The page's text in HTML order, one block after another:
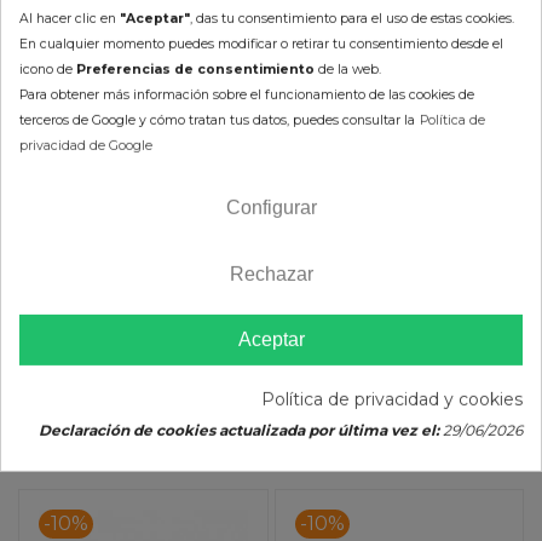
Manguitos Radiador
SAMCO KTM EXC 250/300
TPI (6pcs)
128,80 € 115,92 €
Manguitos Radiador
SAMCO KTM EXC 450 (09-
11) EXC 530 (08-11)
Color :
AÑADIR AL CARRITO
-10% -10%
Al hacer clic en "Aceptar", das tu consentimiento para el uso de estas cookies.
En cualquier momento puedes modificar o retirar tu consentimiento desde el
icono de Preferencias de consentimiento de la web.
Para obtener más información sobre el funcionamiento de las cookies de
terceros de Google y cómo tratan tus datos, puedes consultar la Política de
privacidad de Google
Configurar
Rechazar
Aceptar
Política de privacidad y cookies
Declaración de cookies actualizada por última vez el:29/06/2026